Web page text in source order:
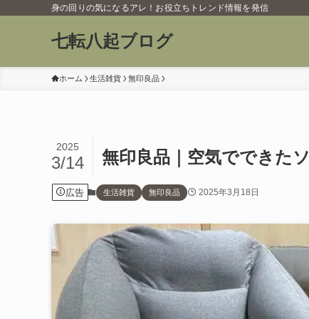
身の回りの気になるアレ！お役立ちトレンド情報を発信
七転八起ブログ
ホーム 生活雑貨 無印良品
無印良品｜空気でできた
2025
3/14
広告 生活雑貨 無印良品 2025年3月18日